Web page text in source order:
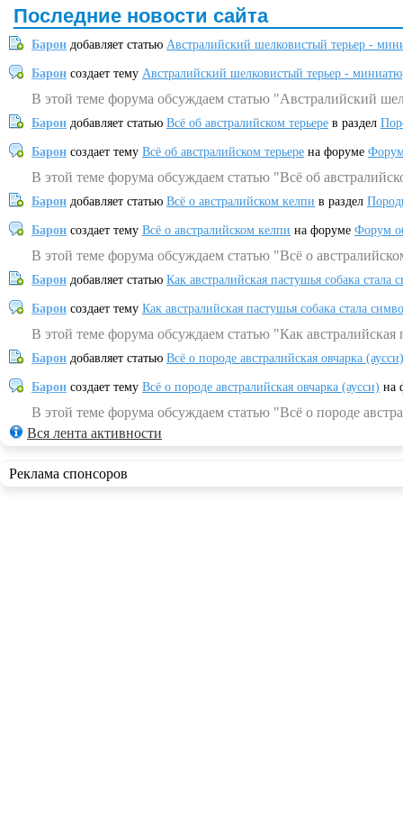
Последние новости сайта
Барон добавляет статью Австралийский шелковистый терьер -
Барон создает тему Австралийский шелковистый терьер -
В этой теме форума обсуждаем статью "Австралийский
Барон добавляет статью Всё об австралийском терьере в раздел
Барон создает тему Всё об австралийском терьере на форуме
В этой теме форума обсуждаем статью "Всё об
Барон добавляет статью Всё о австралийском келпи в раздел
Барон создает тему Всё о австралийском келпи на форуме Форум
В этой теме форума обсуждаем статью "Всё о
Барон добавляет статью Как австралийская пастушья собака
Барон создает тему Как австралийская пастушья собака стала
В этой теме форума обсуждаем статью "Как
Барон добавляет статью Всё о породе австралийская овчарка (аусси)
Барон создает тему Всё о породе австралийская овчарка (аусси) на
В этой теме форума обсуждаем статью "Всё о породе
Вся лента активности
Реклама спонсоров